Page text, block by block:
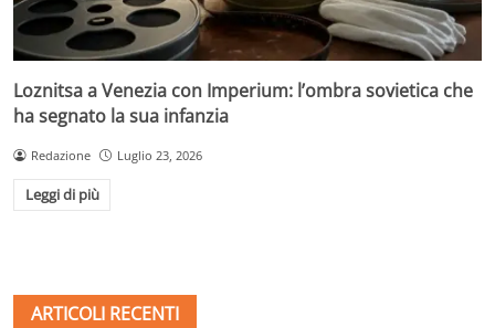
Loznitsa a Venezia con Imperium: l’ombra sovietica che
ha segnato la sua infanzia
Redazione Luglio 23, 2026
Leggi di più
ARTICOLI RECENTI